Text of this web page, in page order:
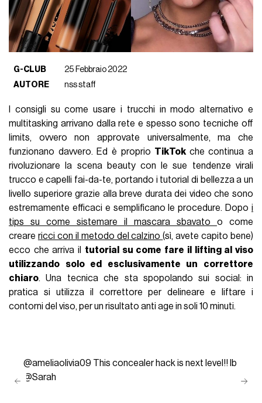
G-CLUB
25 Febbraio 2022
AUTORE
nss staff
I consigli su come usare i trucchi in modo alternativo e
multitasking arrivano dalla rete e spesso sono tecniche off
limits, ovvero non approvate universalmente, ma che
funzionano davvero. Ed è proprio TikTok che continua a
rivoluzionare la scena beauty con le sue tendenze virali
trucco e capelli fai-da-te, portando i tutorial di bellezza a un
livello superiore grazie alla breve durata dei video che sono
estremamente efficaci e semplificano le procedure. Dopo i
tips su come sistemare il mascara sbavato o come
creare ricci con il metodo del calzino(sì, avete capito bene)
ecco che arriva il tutorial su come fare il lifting al viso
utilizzando solo ed esclusivamente un correttore
chiaro. Una tecnica che sta spopolando sui social: in
pratica si utilizza il correttore per delineare e liftare i
contorni del viso, per un risultato anti age in soli 10 minuti.
@ameliaolivia09 This concealer hack is next level!! Ib
@Sarah